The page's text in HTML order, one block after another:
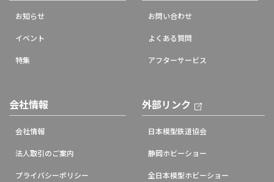
お知らせ
イベント
特集
お問い合わせ
よくある質問
アフターサービス
会社情報
会社情報
法人取引のご案内
プライバシーポリシー
外部リンク
日本模型鉄道協会
静岡ホビーショー
全日本模型ホビーショー